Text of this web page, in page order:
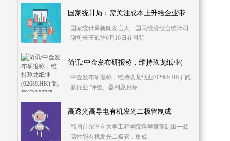
国家统计局：需关注成本上升给企业带
国家统计局新闻发言人、国民经济综合统计司
副司长王冠华6月16日在国新
简讯:中金发布研报称，维持玖龙纸业(
中金发布研报称，维持玖龙纸业(02689 HK)“跑
赢行业”评级、盈利及目标
高透光高导电有机发光二极管制成
韩国首尔国立大学工程学院科学家研制出一款
高性能有机发光二极管，集成